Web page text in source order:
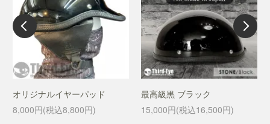
オリジナルイヤーパッド
8,000円(税込8,800円)
最高級黒 ブラック
15,000円(税込16,500円)